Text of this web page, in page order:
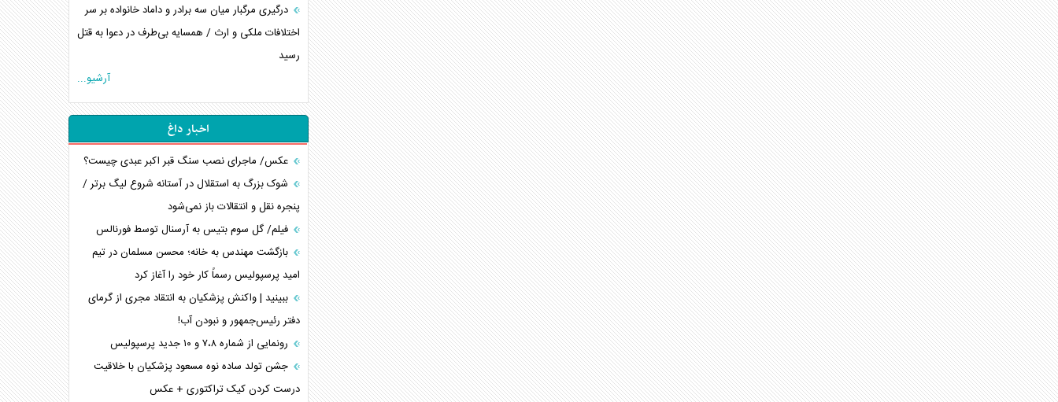
درگیری مرگبار میان سه برادر و داماد خانواده بر سر
اختلافات ملکی و ارث / همسایه بی‌طرف در دعوا به قتل
رسید
آرشیو...
اخبار داغ
عکس/ ماجرای نصب سنگ قبر اکبر عبدی چیست؟
شوک بزرگ به استقلال در آستانه شروع لیگ برتر /
پنجره نقل و انتقالات باز نمی‌شود
فیلم/ گل سوم بتیس به آرسنال توسط فورنالس
بازگشت مهندس به خانه؛ محسن مسلمان در تیم
امید پرسپولیس رسماً کار خود را آغاز کرد
ببینید | واکنش پزشکیان به انتقاد مجری از گرمای
دفتر رئیس‌جمهور و نبودن آب!
رونمایی از شماره ۷،۸ و ۱۰ جدید پرسپولیس
جشن تولد ساده نوه مسعود پزشکیان با خلاقیت
درست کردن کیک تراکتوری + عکس